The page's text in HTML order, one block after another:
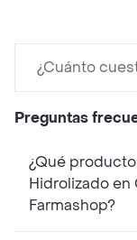
¿Cuánto
Preguntas
¿Qué
Hidrolizado
Farmashop?